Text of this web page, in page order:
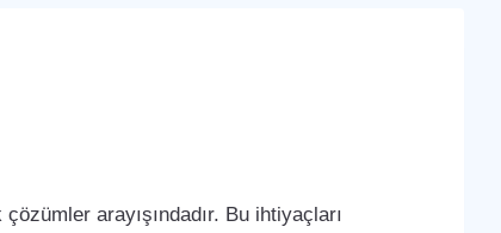
arayışındadır. Bu ihtiyaçları